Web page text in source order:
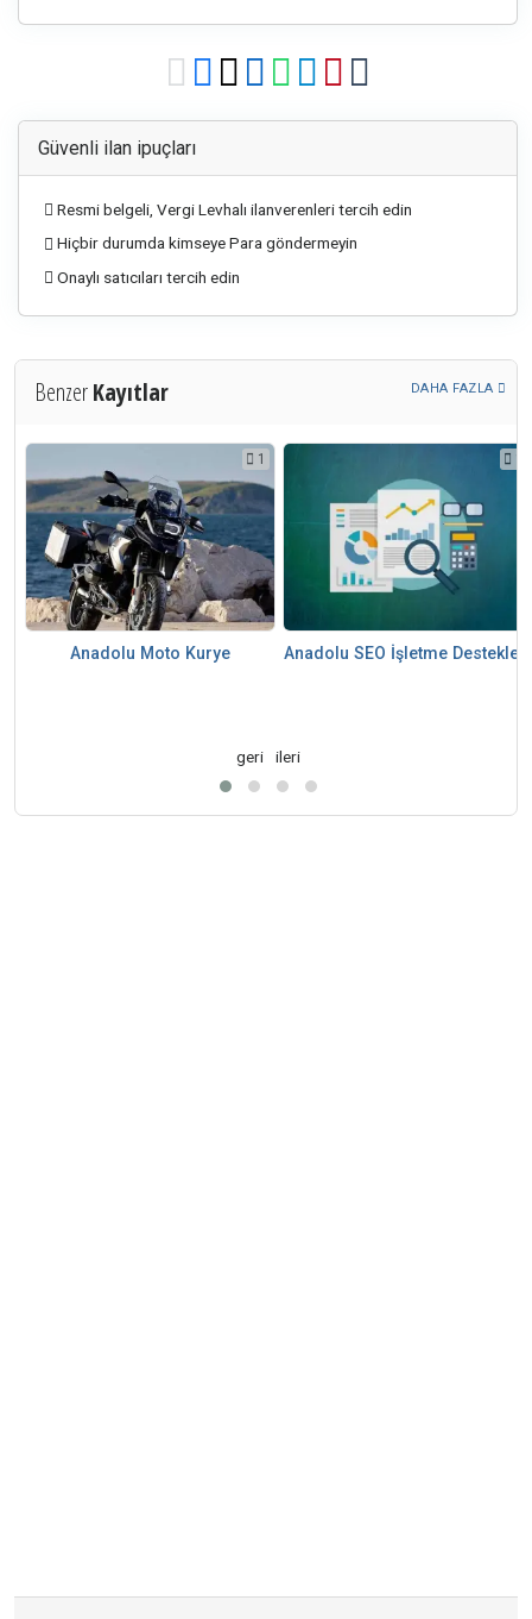
Güvenli ilan ipuçları
Resmi belgeli, Vergi Levhalı ilanverenleri tercih edin
Hiçbir durumda kimseye Para göndermeyin
Onaylı satıcıları tercih edin
BenzerKayıtlar DAHA FAZLA
1
Anadolu Moto Kurye Anadolu SEO İşletme Destekleri
geri ileri